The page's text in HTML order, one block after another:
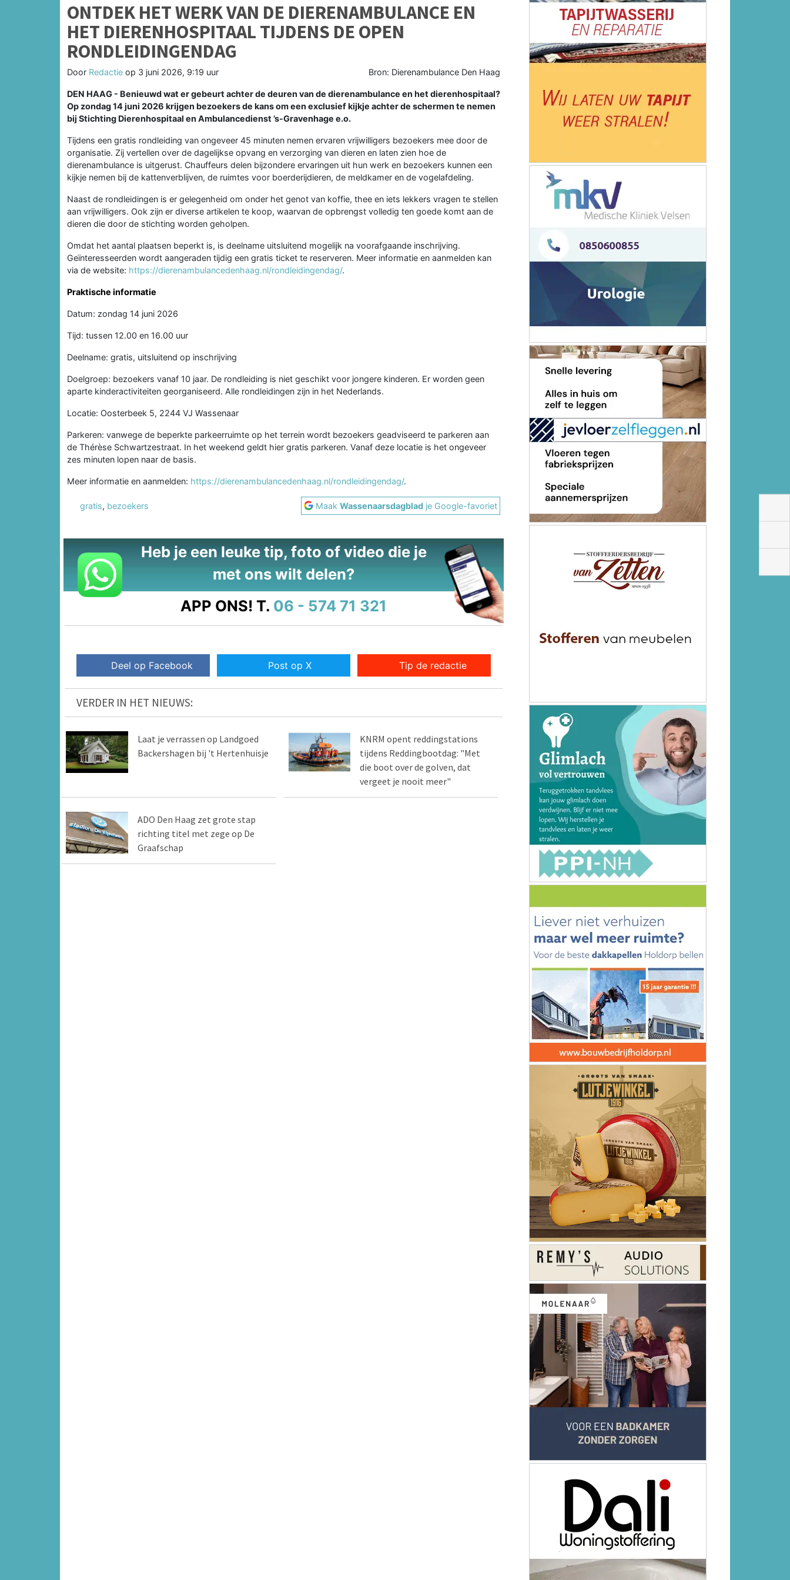
ONTDEK HET WERK VAN DE DIERENAMBULANCE EN
HET DIERENHOSPITAAL TIJDENS DE OPEN
RONDLEIDINGENDAG
Door Redactie op 3 juni 2026, 9:19 uur Bron: Dierenambulance Den Haag
DEN HAAG - Benieuwd wat er gebeurt achter de deuren van de dierenambulance en het dierenhospitaal?
Op zondag 14 juni 2026 krijgen bezoekers de kans om een exclusief kijkje achter de schermen te nemen
bij Stichting Dierenhospitaal en Ambulancedienst ’s-Gravenhage e.o.
Tijdens een gratis rondleiding van ongeveer 45 minuten nemen ervaren vrijwilligers bezoekers mee door de
organisatie. Zij vertellen over de dagelijkse opvang en verzorging van dieren en laten zien hoe de
dierenambulance is uitgerust. Chauffeurs delen bijzondere ervaringen uit hun werk en bezoekers kunnen een
kijkje nemen bij de kattenverblijven, de ruimtes voor boerderijdieren, de meldkamer en de vogelafdeling.
Naast de rondleidingen is er gelegenheid om onder het genot van koffie, thee en iets lekkers vragen te stellen
aan vrijwilligers. Ook zijn er diverse artikelen te koop, waarvan de opbrengst volledig ten goede komt aan de
dieren die door de stichting worden geholpen.
Omdat het aantal plaatsen beperkt is, is deelname uitsluitend mogelijk na voorafgaande inschrijving.
Geïnteresseerden wordt aangeraden tijdig een gratis ticket te reserveren. Meer informatie en aanmelden kan
via de website: https://dierenambulancedenhaag.nl/rondleidingendag/.
Praktische informatie
Datum: zondag 14 juni 2026
Tijd: tussen 12.00 en 16.00 uur
Deelname: gratis, uitsluitend op inschrijving
Doelgroep: bezoekers vanaf 10 jaar. De rondleiding is niet geschikt voor jongere kinderen. Er worden geen
aparte kinderactiviteiten georganiseerd. Alle rondleidingen zijn in het Nederlands.
Locatie: Oosterbeek 5, 2244 VJ Wassenaar
Parkeren: vanwege de beperkte parkeerruimte op het terrein wordt bezoekers geadviseerd te parkeren aan
de Thérèse Schwartzestraat. In het weekend geldt hier gratis parkeren. Vanaf deze locatie is het ongeveer
zes minuten lopen naar de basis.
Meer informatie en aanmelden: https://dierenambulancedenhaag.nl/rondleidingendag/.
gratis, bezoekers MaakWassenaarsdagblad je Google-favoriet
Heb je een leuke tip, foto of video die je
met ons wilt delen?
APP ONS! T. 06 - 574 71 321
Deel op Facebook Post op X Tip de redactie
VERDER IN HET NIEUWS:
Laat je verrassen op Landgoed
Backershagen bij 't Hertenhuisje
KNRM opent reddingstations
tijdens Reddingbootdag: "Met
die boot over de golven, dat
vergeet je nooit meer"
ADO Den Haag zet grote stap
richting titel met zege op De
Graafschap